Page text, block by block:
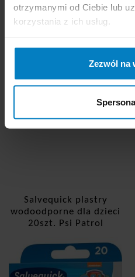
otrzymanymi od Ciebie lub
korzystania z ich usług.
Zezwól na
KUPUJĘ
Salvequick plastry
wodoodporne dla dzieci
20szt. Psi Patrol